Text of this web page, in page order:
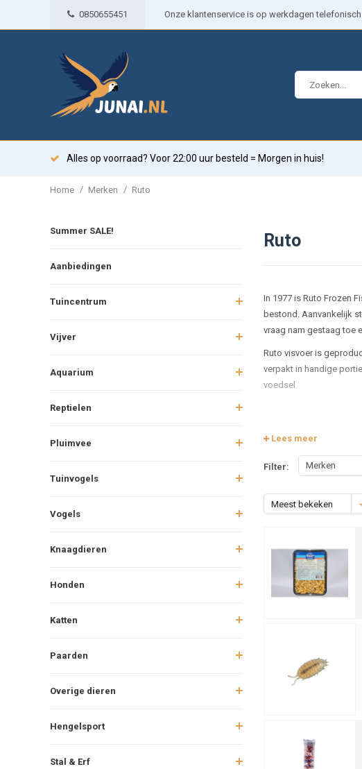
0850655451 Onze klantenservice is op werkdagen
Alles op voorraad? Voor 22:00 uur besteld = Morgen in huis!
Home / Merken / Ruto
Summer SALE!
Aanbiedingen
Tuincentrum
Vijver
Aquarium
Reptielen
Pluimvee
Tuinvogels
Vogels
Knaagdieren
Honden
Katten
Paarden
Overige dieren
Hengelsport
Stal & Erf
Ruto
In 1977 is Ruto Frozen
bestond. Aanvankelijk
vraag nam gestaag toe
Ruto visvoer is
verpakt in handige
voedsel.
Lees meer
Filter: Merken
Meest bekeken